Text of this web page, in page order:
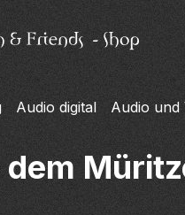
springen
Audio digital Audio und
dem